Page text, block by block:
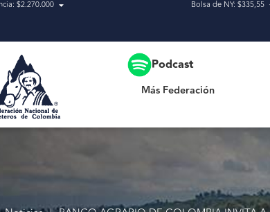
$2.270.000 Bolsa de NY: $335,55
Podcast
Más Federación